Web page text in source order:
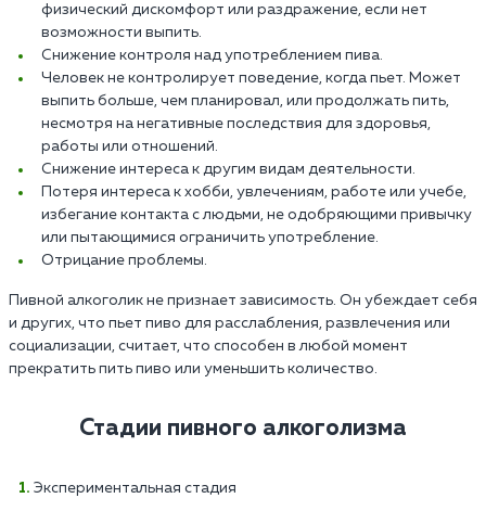
физический дискомфорт или раздражение, если нет
возможности выпить.
Снижение контроля над употреблением пива.
Человек не контролирует поведение, когда пьет. Может
выпить больше, чем планировал, или продолжать пить,
несмотря на негативные последствия для здоровья,
работы или отношений.
Снижение интереса к другим видам деятельности.
Потеря интереса к хобби, увлечениям, работе или учебе,
избегание контакта с людьми, не одобряющими привычку
или пытающимися ограничить употребление.
Отрицание проблемы.
Пивной алкоголик не признает зависимость. Он убеждает себя
и других, что пьет пиво для расслабления, развлечения или
социализации, считает, что способен в любой момент
прекратить пить пиво или уменьшить количество.
Стадии пивного алкоголизма
Экспериментальная стадия